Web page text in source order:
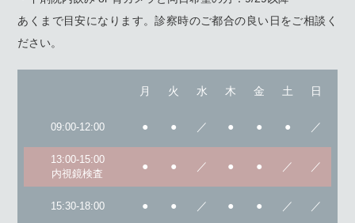
あくまで目安になります。診察時のご都合の良い日をご相談く
ださい。
月 火 水 木 金 土 日
09:00-12:00 ● ● ／ ● ● ● ／
13:00-15:00
内視鏡検査
● ● ／ ● ● ／ ／
15:30-18:00 ● ● ／ ● ● ／ ／